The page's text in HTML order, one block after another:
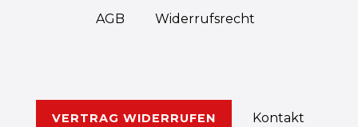
AGB Widerrufs­recht
VERTRAG WIDERRUFEN Kontakt